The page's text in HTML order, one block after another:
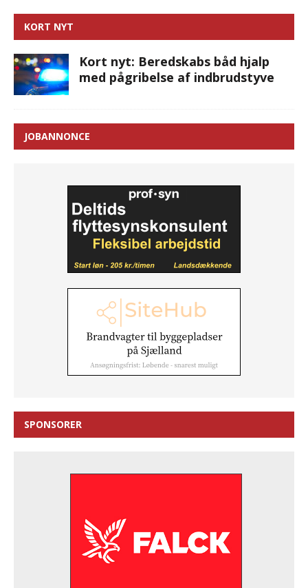
KORT NYT
Kort nyt: Beredskabs båd hjalp
med pågribelse af indbrudstyve
JOBANNONCE
SPONSORER